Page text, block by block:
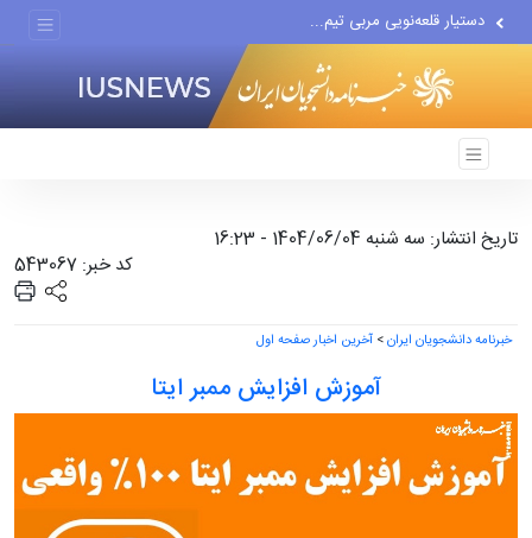
اقتصاددان معروف آمریکایی:...
انتشار اخبار جعلی توسط...
تاریخ انتشار: سه شنبه 1404/06/04 - 16:23
کد خبر: 543067
خبرنامه دانشجویان ایران> آخرین اخبار صفحه اول
آموزش افزایش ممبر ایتا